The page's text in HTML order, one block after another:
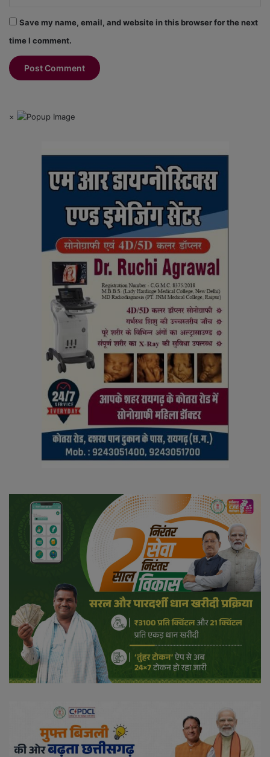
Save my name, email, and website in this browser for the next
time I comment.
×